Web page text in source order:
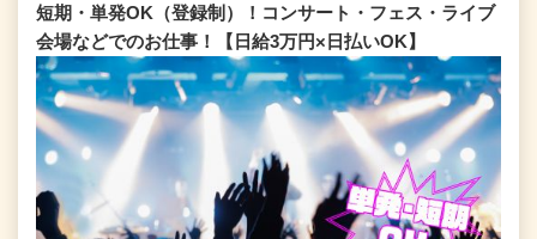
短期・単発OK（登録制）！コンサート・フェス・ライブ
会場などでのお仕事！【日給3万円×日払いOK】